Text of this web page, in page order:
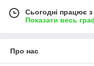
Сьогодні працює
Показати весь
Про нас